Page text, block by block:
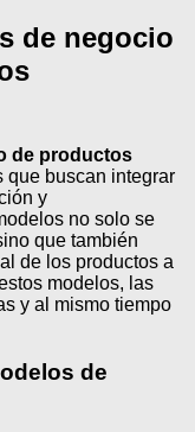
de negocio
de productos
que buscan integrar
y
no solo se
que también
de los productos a
modelos, las
y al mismo tiempo
de